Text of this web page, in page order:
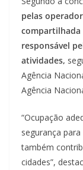
pelas
compartilhada
responsável
atividades,
Agência
Agência
“Ocupação
segurança
também
cidades”,